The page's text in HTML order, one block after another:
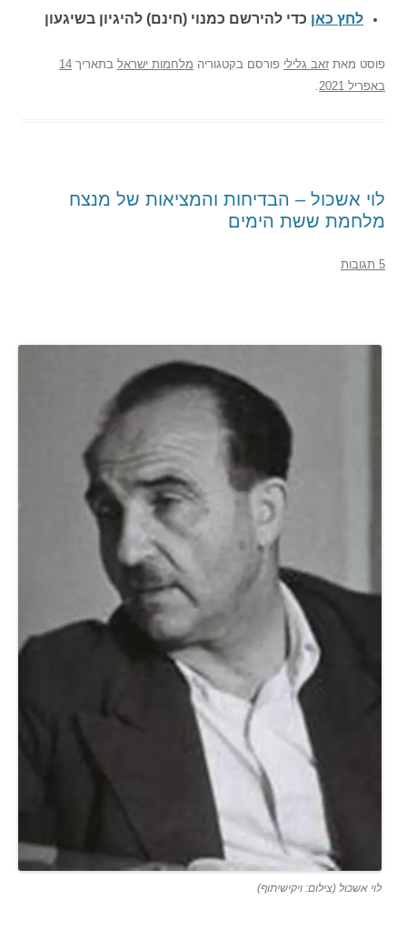
לחץ כאן כדי להירשם כמנוי (חינם) להיגיון בשיגעון
פוסט מאת זאב גלילי פורסם בקטגוריה מלחמות ישראל בתאריך 14
באפריל 2021
לוי אשכול – הבדיחות והמציאות של מנצח
מלחמת ששת הימים
5 תגובות
לוי אשכול (צילום: ויקישיתוף)